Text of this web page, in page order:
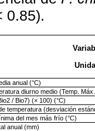
0.85).
anual (°C)
diurno medio (Temp.
/ Bio7) (× 100) (°C)
temperatura (desviación
del mes más frío (°C)
anual (mm)